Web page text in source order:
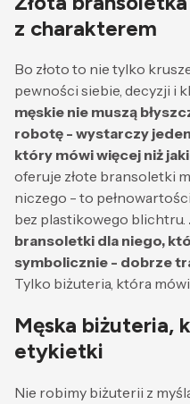
z charakterem
Bo złoto to nie tylko
pewności siebie, decyzji i
męskie nie muszą
robotę - wystarczy
który mówi więcej niż
oferuje złote bransoletki
niczego - to
bez plastikowego blichtru.
bransoletki dla niego,
symbolicznie - dobrze
Tylko biżuteria, która
Męska biżuteria,
etykietki
Nie robimy biżuterii z